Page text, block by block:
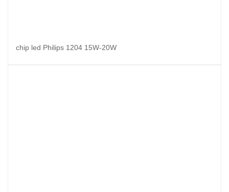
chip led Philips 1204 15W-20W